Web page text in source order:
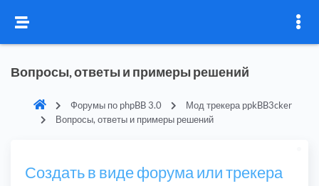
Вопросы, ответы и примеры решений
Форумы по phpBB 3.0
Мод трекера ppkBB3cker
Вопросы, ответы и примеры решений
Создать в виде форума или трекера